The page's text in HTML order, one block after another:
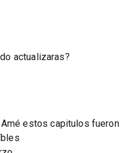
actualizaras?
Amé estos capitulos fueron